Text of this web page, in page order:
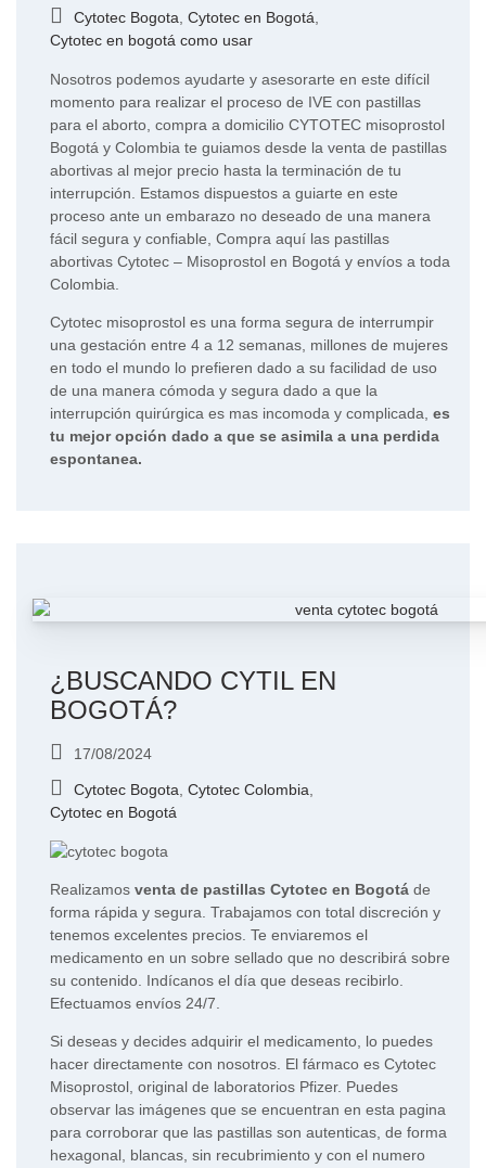
Cytotec Bogota Cytotec en Bogotá
Cytotec en bogotá como usar
Nosotros podemos ayudarte y asesorarte en este difícil
momento para realizar el proceso de IVE con pastillas
para el aborto, compra a domicilio CYTOTEC misoprostol
Bogotá y Colombia te guiamos desde la venta de pastillas
abortivas al mejor precio hasta la terminación de tu
interrupción. Estamos dispuestos a guiarte en este
proceso ante un embarazo no deseado de una manera
fácil segura y confiable, Compra aquí las pastillas
abortivas Cytotec – Misoprostol en Bogotá y envíos a toda
Colombia.
Cytotec misoprostol es una forma segura de interrumpir
una gestación entre 4 a 12 semanas, millones de mujeres
en todo el mundo lo prefieren dado a su facilidad de uso
de una manera cómoda y segura dado a que la
interrupción quirúrgica es mas incomoda y complicada, es
tu mejor opción dado a que se asimila a una perdida
espontanea.
¿BUSCANDO CYTIL EN
BOGOTÁ?
17/08/2024
Cytotec Bogota Cytotec Colombia
Cytotec en Bogotá
Realizamos venta de pastillas Cytotec en Bogotá de
forma rápida y segura. Trabajamos con total discreción y
tenemos excelentes precios. Te enviaremos el
medicamento en un sobre sellado que no describirá sobre
su contenido. Indícanos el día que deseas recibirlo.
Efectuamos envíos 24/7.
Si deseas y decides adquirir el medicamento, lo puedes
hacer directamente con nosotros. El fármaco es Cytotec
Misoprostol, original de laboratorios Pfizer. Puedes
observar las imágenes que se encuentran en esta pagina
para corroborar que las pastillas son autenticas, de forma
hexagonal, blancas, sin recubrimiento y con el numero